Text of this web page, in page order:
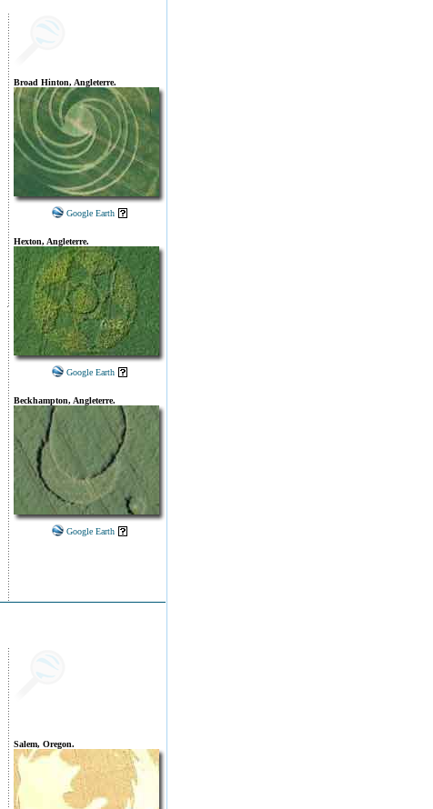
Broad Hinton, Angleterre.
Google Earth
Hexton, Angleterre.
Google Earth
Beckhampton, Angleterre.
Google Earth
Salem, Oregon.